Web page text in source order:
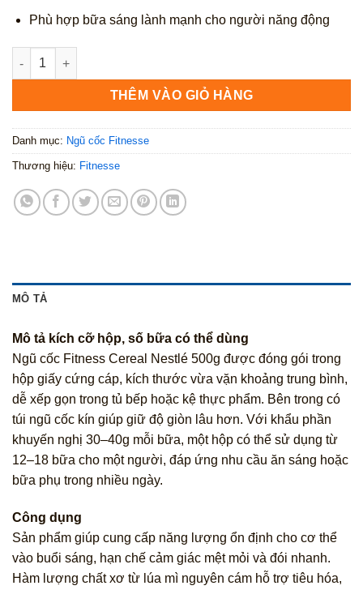
Phù hợp bữa sáng lành mạnh cho người năng động
Fitness Cereal Nestlé 500g số lượng
THÊM VÀO GIỎ HÀNG
Danh mục: Ngũ cốc Fitnesse
Thương hiệu: Fitnesse
MÔ TẢ
Mô tả kích cỡ hộp, số bữa có thể dùng
Ngũ cốc Fitness Cereal Nestlé 500g được đóng gói trong
hộp giấy cứng cáp, kích thước vừa vặn khoảng trung bình,
dễ xếp gọn trong tủ bếp hoặc kệ thực phẩm. Bên trong có
túi ngũ cốc kín giúp giữ độ giòn lâu hơn. Với khẩu phần
khuyến nghị 30–40g mỗi bữa, một hộp có thể sử dụng từ
12–18 bữa cho một người, đáp ứng nhu cầu ăn sáng hoặc
bữa phụ trong nhiều ngày.
Công dụng
Sản phẩm giúp cung cấp năng lượng ổn định cho cơ thể
vào buổi sáng, hạn chế cảm giác mệt mỏi và đói nhanh.
Hàm lượng chất xơ từ lúa mì nguyên cám hỗ trợ tiêu hóa,